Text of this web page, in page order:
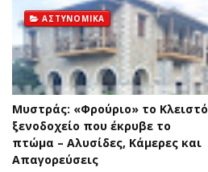
ΑΣΤΥΝΟΜΙΚΑ
Mυστράς: «Φρούριο» το Kλειστό
ξενοδοχείο που έκρυβε το
πτώμα – Aλυσίδες, Kάμερες και
Aπαγορεύσεις